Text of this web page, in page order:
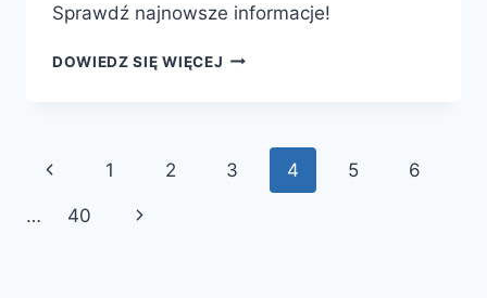
Sprawdź najnowsze informacje!
DOWIEDZ SIĘ WIĘCEJ ILE
2026
ROKU?
Nawigacja
strony
Poprzednia
strona
1 2 3 4 5 6
… 40
Następna